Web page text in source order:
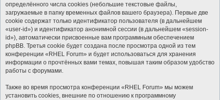
определённого числа cookies (небольшие текстовые файлы,
загружаемые в папку временных файлов вашего браузера). Первые две
cookie содержат только идентификатор пользователя (в дальнейшем
«user-id») и идентификатор анонимной сессии (в дальнейшем «session-
id»), автоматически присвоенные вам программным обеспечением
phpBB. Третья cookie будет создана после просмотра одной из тем
конференции «RHEL Forum» и будет использоваться для хранения
информации о прочтённых вами темах, повышая таким образом удобство
работы с форумами.
Также во время просмотра конференции «RHEL Forum» мы можем
установить cookies, внешние по отношению к программному